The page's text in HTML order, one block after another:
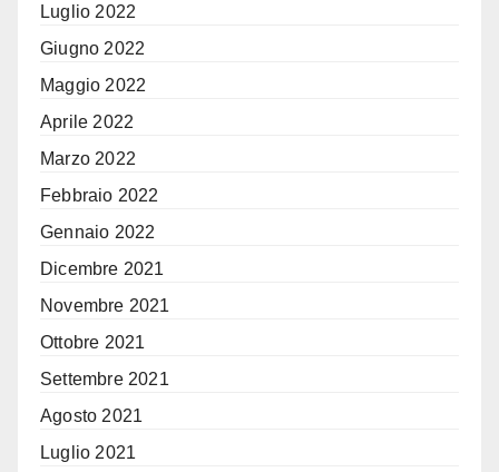
Luglio 2022
Giugno 2022
Maggio 2022
Aprile 2022
Marzo 2022
Febbraio 2022
Gennaio 2022
Dicembre 2021
Novembre 2021
Ottobre 2021
Settembre 2021
Agosto 2021
Luglio 2021